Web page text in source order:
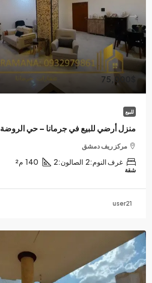
75,000$
للبيع
منزل أرضي للبيع في جرمانا – حي الروضة
مركز ريف دمشق
غرف النوم:2 الصالون:2
140 م²
شقة
user21